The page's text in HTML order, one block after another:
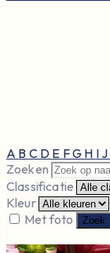
A B C D E FG H I J
Zoeken
Classificatie
Kleur
Met foto
Zoek